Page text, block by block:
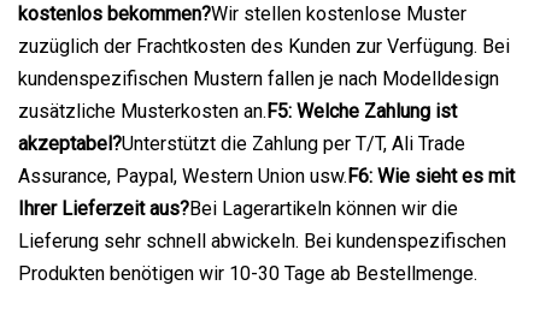
kostenlos bekommen?Wir stellen kostenlose Muster
zuzüglich der Frachtkosten des Kunden zur Verfügung. Bei
kundenspezifischen Mustern fallen je nach Modelldesign
zusätzliche Musterkosten an. F5: Welche Zahlung ist
akzeptabel?Unterstützt die Zahlung per T/T, Ali Trade
Assurance, Paypal, Western Union usw. F6: Wie sieht es mit
Ihrer Lieferzeit aus?Bei Lagerartikeln können wir die
Lieferung sehr schnell abwickeln. Bei kundenspezifischen
Produkten benötigen wir 10-30 Tage ab Bestellmenge.